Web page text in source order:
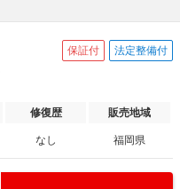
保証付 法定整備付
修復歴 販売地域
なし 福岡県